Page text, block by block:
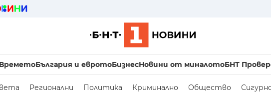
ВреметоБългария и евротоБизнесНовини от миналотоБНТ
Регионални Политика Криминално Общество